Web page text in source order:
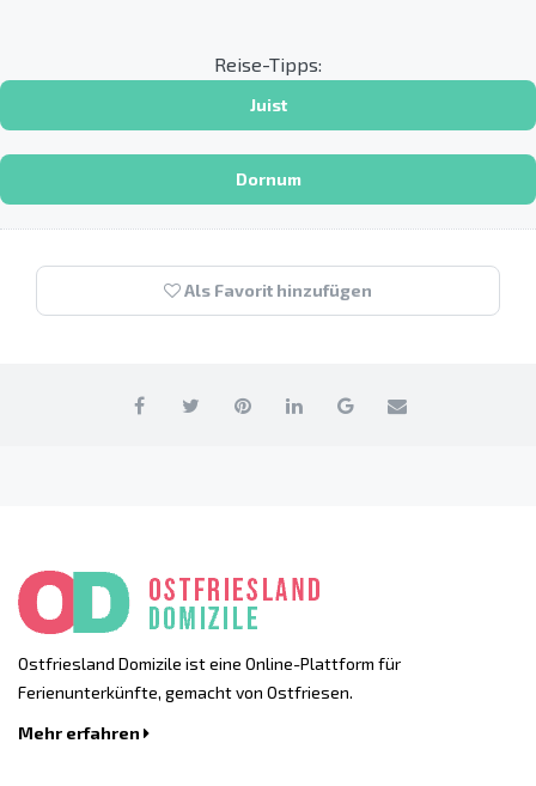
Reise-Tipps:
Juist
Dornum
Als Favorit hinzufügen
Ostfriesland Domizile ist eine Online-Plattform für
Ferienunterkünfte, gemacht von Ostfriesen.
Mehr erfahren